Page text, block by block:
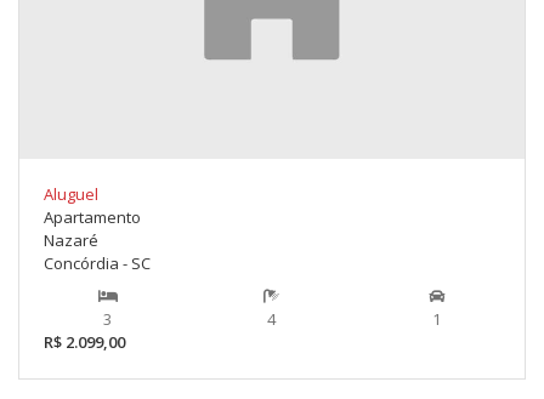
Aluguel
Apartamento
Nazaré
Concórdia - SC
3 4
1
R$ 2.099,00